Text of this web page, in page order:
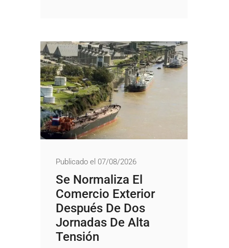
Publicado el 07/08/2026
Se Normaliza El
Comercio Exterior
Después De Dos
Jornadas De Alta
Tensión